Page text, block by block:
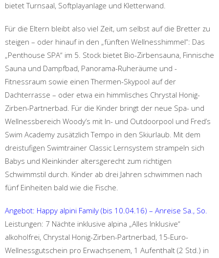
bietet Turnsaal, Softplayanlage und Kletterwand.
Für die Eltern bleibt also viel Zeit, um selbst auf die Bretter zu
steigen – oder hinauf in den „fünften Wellnesshimmel“: Das
„Penthouse SPA“ im 5. Stock bietet Bio-Zirbensauna, Finnische
Sauna und Dampfbad, Panorama-Ruheräume und -
Fitnessraum sowie einen Thermen-Skypool auf der
Dachterrasse – oder etwa ein himmlisches Chrystal Honig-
Zirben-Partnerbad. Für die Kinder bringt der neue Spa- und
Wellnessbereich Woody’s mit In- und Outdoorpool und Fred’s
Swim Academy zusätzlich Tempo in den Skiurlaub. Mit dem
dreistufigen Swimtrainer Classic Lernsystem strampeln sich
Babys und Kleinkinder altersgerecht zum richtigen
Schwimmstil durch. Kinder ab drei Jahren schwimmen nach
fünf Einheiten bald wie die Fische.
Angebot: Happy alpini Family (bis 10.04.16) – Anreise Sa., So.
Leistungen: 7 Nächte inklusive alpina „Alles Inklusive“
alkoholfrei, Chrystal Honig-Zirben-Partnerbad, 15-Euro-
Wellnessgutschein pro Erwachsenem, 1 Aufenthalt (2 Std.) in